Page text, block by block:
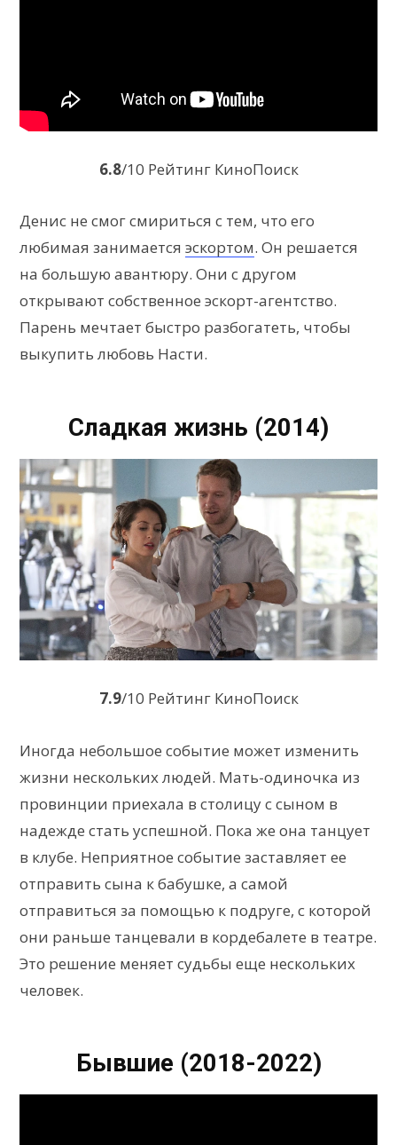
6.8/10 Рейтинг КиноПоиск
Денис не смог смириться с тем, что его
любимая занимается эскортом. Он решается
на большую авантюру. Они с другом
открывают собственное эскорт-агентство.
Парень мечтает быстро разбогатеть, чтобы
выкупить любовь Насти.
Сладкая жизнь (2014)
7.9/10 Рейтинг КиноПоиск
Иногда небольшое событие может изменить
жизни нескольких людей. Мать-одиночка из
провинции приехала в столицу с сыном в
надежде стать успешной. Пока же она танцует
в клубе. Неприятное событие заставляет ее
отправить сына к бабушке, а самой
отправиться за помощью к подруге, с которой
они раньше танцевали в кордебалете в театре.
Это решение меняет судьбы еще нескольких
человек.
Бывшие (2018-2022)